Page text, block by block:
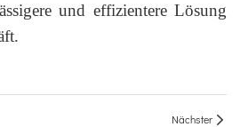
und effizientere Lösung
Nächster